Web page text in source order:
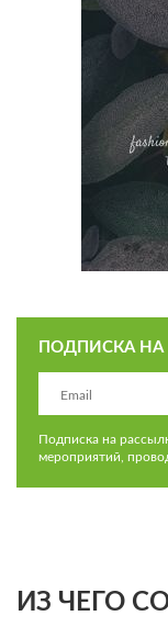
ПОДПИСКА НА
Подписка на
мероприятий,
ИЗ ЧЕГО